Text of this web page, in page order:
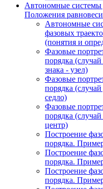
Автономные
Положения
Автономные
фазовых
(понятия и
Фазовые
порядка
знака - узел)
Фазовые
порядка
седло)
Фазовые
порядка
центр)
Построение
порядка.
Построение
порядка.
Построение
порядка.